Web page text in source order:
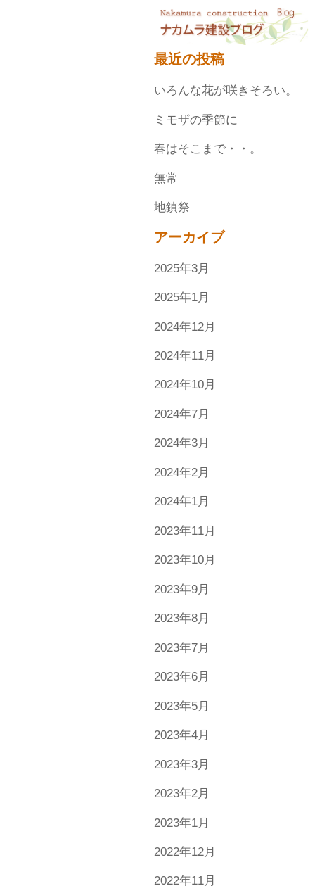
最近の投稿
いろんな花が咲きそろい。
ミモザの季節に
春はそこまで・・。
無常
地鎮祭
アーカイブ
2025年3月
2025年1月
2024年12月
2024年11月
2024年10月
2024年7月
2024年3月
2024年2月
2024年1月
2023年11月
2023年10月
2023年9月
2023年8月
2023年7月
2023年6月
2023年5月
2023年4月
2023年3月
2023年2月
2023年1月
2022年12月
2022年11月